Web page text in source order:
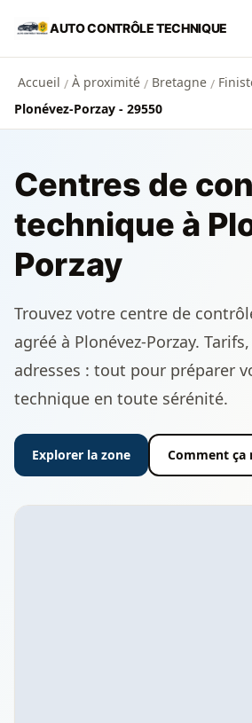
Aller au contenu principal
AUTO CONTRÔLE TECHNIQUE
Accueil / À proximité / Bretagne /
Plonévez-Porzay - 29550
Centres de
technique à
Porzay
Trouvez votre centre de
agréé à Plonévez-Porzay.
adresses : tout pour préparer
technique en toute sérénité.
Explorer la zone Comment ça